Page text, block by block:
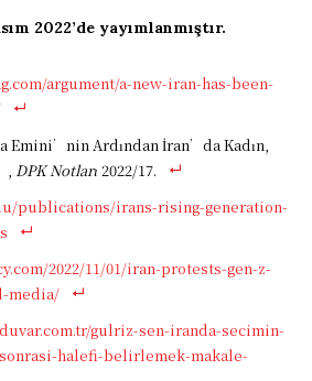
2022’de yayımlanmıştır.
argument/a-new-iran-has-been-
Emini’nin Ardından İran’da Kadın,
DPK Notları 2022/17.
publications/irans-rising-generation-
2022/11/01/iran-protests-gen-z-
media/
gulriz-sen-iranda-secimin-
halefi-belirlemek-makale-